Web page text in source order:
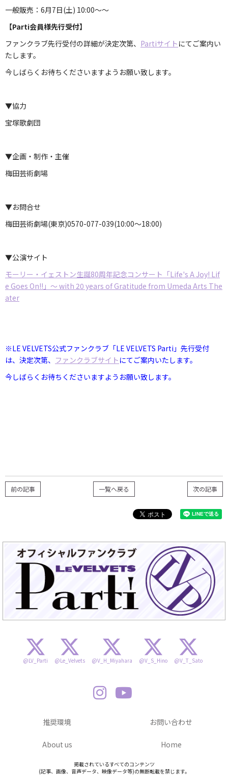
一般販売：6月7日(土) 10:00～～
【Parti会員様先行受付】
ファンクラブ先行受付の詳細が決定次第、 Partiサイト にてご案内い
たします。
今しばらくお待ちくださいますようお願い致します。
▼協力
宝塚歌劇団
▼企画・制作・主催
梅田芸術劇場
▼お問合せ
梅田芸術劇場(東京)0570-077-039(10:00～18:00)
▼公演サイト
モーリー・イェストン生誕80周年記念コンサート「Life's A Joy! Lif
e Goes On!!」～ with 20 years of Gratitude from Umeda Arts The
ater
※LE VELVETS公式ファンクラブ「LE VELVETS Parti」先行受付
は、決定次第、 ファンクラブサイト にてご案内いたします。
今しばらくお待ちくださいますようお願い致します。
次の記事
一覧へ戻る
前の記事
@LV_Parti @Le_Velvets @V_H_Miyahara @V_S_Hino @V_T_Sato
推奨環境 お問い合わせ
About us Home
掲載されているすべてのコンテンツ
(記事、画像、音声データ、映像データ等)の無断転載を禁じます。